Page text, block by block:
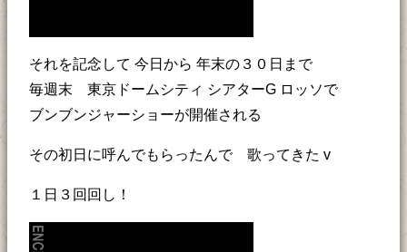
それを記念して 今日から 年末の３０日まで
毎週末 東京ドームシティ シアターG ロッソで
ブンブンジャーショーが開催される
その初日に呼んでもらったんで 歌ってきた v
１日３回回し！